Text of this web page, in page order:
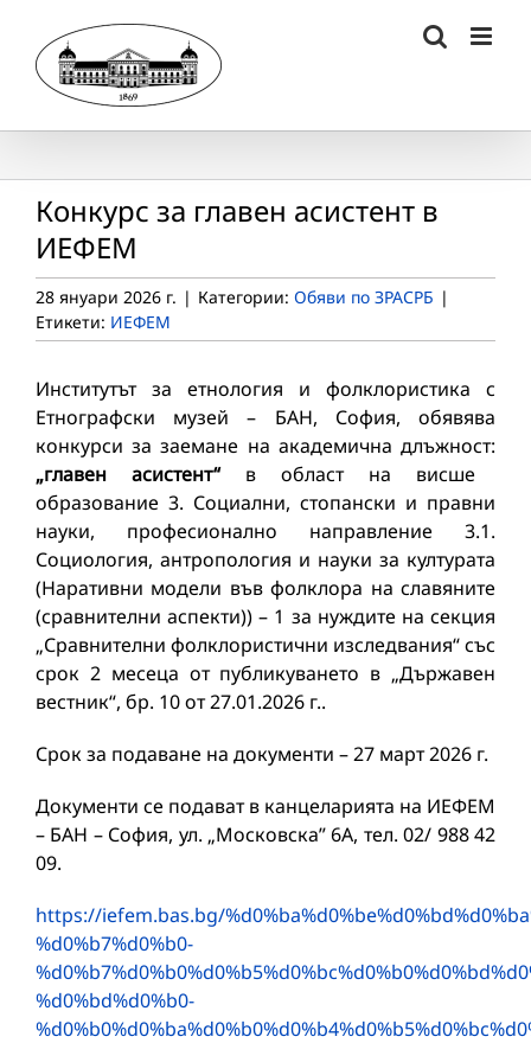
content
Конкурс за главен асистент в
ИЕФЕМ
28 януари 2026 г. | Категории: Обяви по ЗРАСРБ |
Етикети: ИЕФЕМ
Институтът за етнология и фолклористика с
Етнографски музей – БАН, София, обявява
конкурси за заемане на академична длъжност:
„главен асистент“в област на висше
образование 3. Социални, стопански и правни
науки, професионално направление 3.1.
Социология, антропология и науки за културата
(Наративни модели във фолклора на славяните
(сравнителни аспекти)) – 1 за нуждите на секция
„Сравнителни фолклористични изследвания“ със
срок 2 месеца от публикуването в „Държавен
вестник“, бр. 10 от 27.01.2026 г..
Срок за подаване на документи – 27 март 2026 г.
Документи се подават в канцеларията на ИЕФЕМ
– БАН – София, ул. „Московска” 6А, тел. 02/ 988 42
09.
https://iefem.bas.bg/
%d0%b7%d0%b0-
%d0%bd%d0%b0-